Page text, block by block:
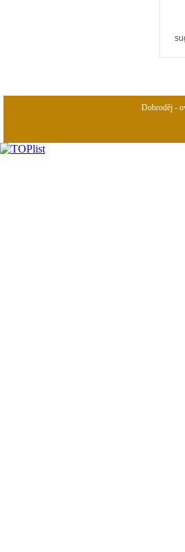
Dobroděj -